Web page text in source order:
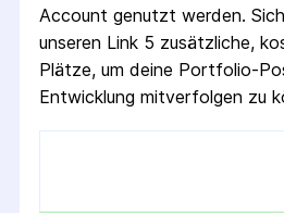
Account genutzt werden.
unseren Link 5 zusätzliche,
Plätze, um deine Portfolio-
Entwicklung mitverfolgen zu